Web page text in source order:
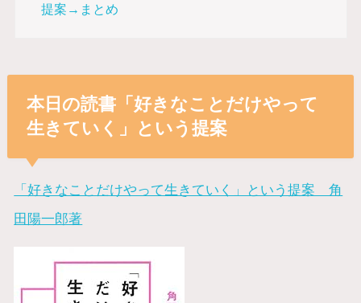
提案→まとめ
本日の読書「好きなことだけやって
生きていく」という提案
「好きなことだけやって生きていく」という提案 角
田陽一郎著